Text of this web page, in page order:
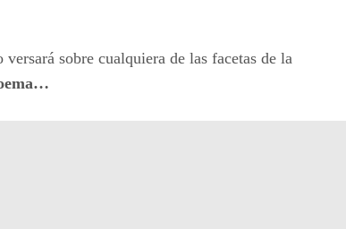
sobre cualquiera de las facetas de la